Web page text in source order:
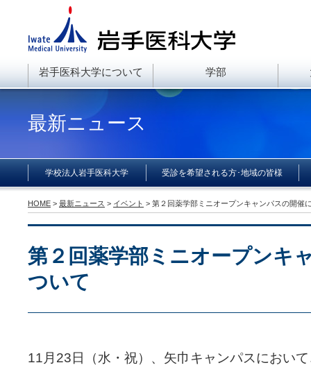
岩手医科大学について 学部
最新ニュース
学校法人岩手医科大学 受診を希望される方･地域の皆様
HOME > 最新ニュース > イベント > 第２回薬学部ミニオープンキャンパスの開催
第２回薬学部ミニオープンキ
ついて
11月23日（水・祝）、矢巾キャンパスにおい